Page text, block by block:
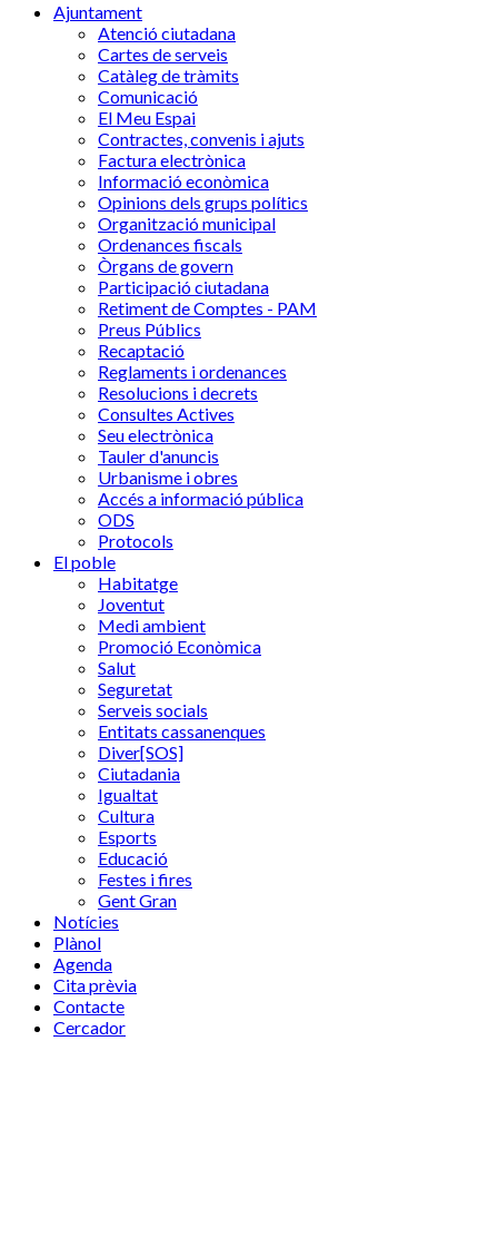
Ajuntament
Atenció ciutadana
Cartes de serveis
Catàleg de tràmits
Comunicació
El Meu Espai
Contractes, convenis i ajuts
Factura electrònica
Informació econòmica
Opinions dels grups polítics
Organització municipal
Ordenances fiscals
Òrgans de govern
Participació ciutadana
Retiment de Comptes - PAM
Preus Públics
Recaptació
Reglaments i ordenances
Resolucions i decrets
Consultes Actives
Seu electrònica
Tauler d'anuncis
Urbanisme i obres
Accés a informació pública
ODS
Protocols
El poble
Habitatge
Joventut
Medi ambient
Promoció Econòmica
Salut
Seguretat
Serveis socials
Entitats cassanenques
Diver[SOS]
Ciutadania
Igualtat
Cultura
Esports
Educació
Festes i fires
Gent Gran
Notícies
Plànol
Agenda
Cita prèvia
Contacte
Cercador